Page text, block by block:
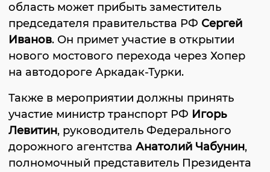
область может прибыть заместитель
председателя правительства РФ Сергей
Иванов. Он примет участие в открытии
нового мостового перехода через Хопер
на автодороге Аркадак-Турки.
Также в мероприятии должны принять
участие министр транспорт РФ Игорь
Левитин, руководитель Федерального
дорожного агентства Анатолий Чабунин,
полномочный представитель Президента